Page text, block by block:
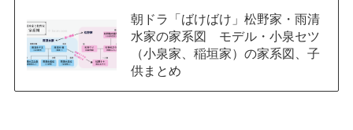
朝ドラ「ばけばけ」松野家・雨清
水家の家系図 モデル・小泉セツ
（小泉家、稲垣家）の家系図、子
供まとめ